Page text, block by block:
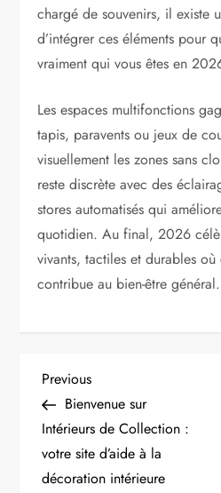
chargé de souvenirs, il existe
d’intégrer ces éléments pour
vraiment qui vous êtes en
Les espaces multifonctions
tapis, paravents ou jeux de
visuellement les zones sans
reste discrète avec des
stores automatisés qui
quotidien. Au final, 2026
vivants, tactiles et durables
contribue au bien-être général.
N
a
v
Previous
Post
Previous
Bienvenue sur
Intérieurs de Collection :
votre site d’aide à la
décoration intérieure